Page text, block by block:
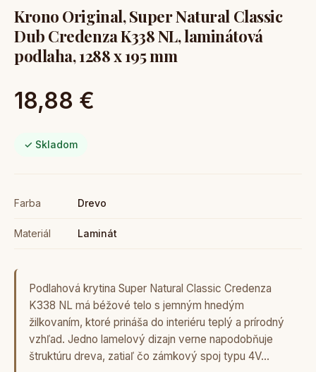
Krono Original, Super Natural Classic
Dub Credenza K338 NL, laminátová
podlaha, 1288 x 195 mm
18,88 €
✓ Skladom
Farba Drevo
Materiál Laminát
Podlahová krytina Super Natural Classic Credenza
K338 NL má béžové telo s jemným hnedým
žilkovaním, ktoré prináša do interiéru teplý a prírodný
vzhľad. Jedno lamelový dizajn verne napodobňuje
štruktúru dreva, zatiaľ čo zámkový spoj typu 4V…